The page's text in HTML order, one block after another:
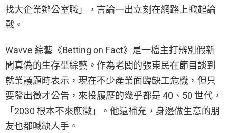
找大企業辦公室職」，言論一出立刻在網路上掀起論
戰。
Wavve 綜藝《Betting on Fact》是一檔主打辨別假新
聞真偽的生存型綜藝。作為老闆的張東民在節目談到
就業議題時表示，現在不少產業面臨缺工危機，但只
要發出徵才公告，來投履歷的幾乎都是 40、50 世代，
「2030 根本不來應徵」。他還補充，身邊做生意的朋
友也都喊缺人手。